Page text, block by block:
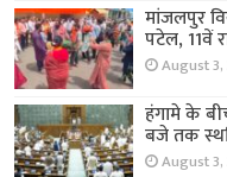
मांजलपुर
पटेल, 11वें
August 3,
हंगामे के
बजे तक
August 3,